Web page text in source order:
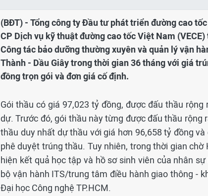
(BĐT) - Tổng công ty Đầu tư phát triển đường cao
CP Dịch vụ kỹ thuật đường cao tốc Việt Nam
Công tác bảo dưỡng thường xuyên và quản lý vận
Thành - Dầu Giây trong thời gian 36 tháng với giá
đồng trọn gói và đơn giá cố định.
Gói thầu có giá 97,023 tỷ đồng, được đấu thầu
dự. Trước đó, gói thầu này từng được đấu thầu rộng
thầu duy nhất dự thầu với giá hơn 96,658 tỷ đồng
phê duyệt trúng thầu. Tuy nhiên, trong thời gian
hiện kết quả học tập và hồ sơ sinh viên của nhân
bộ vận hành ITS/trung tâm điều hành giao thông -
Đại học Công nghệ TP.HCM.